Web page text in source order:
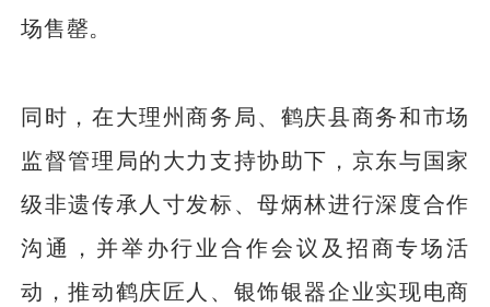
场售罄。
同时，在大理州商务局、鹤庆县商务和市场
监督管理局的大力支持协助下，京东与国家
级非遗传承人寸发标、母炳林进行深度合作
沟通，并举办行业合作会议及招商专场活
动，推动鹤庆匠人、银饰银器企业实现电商